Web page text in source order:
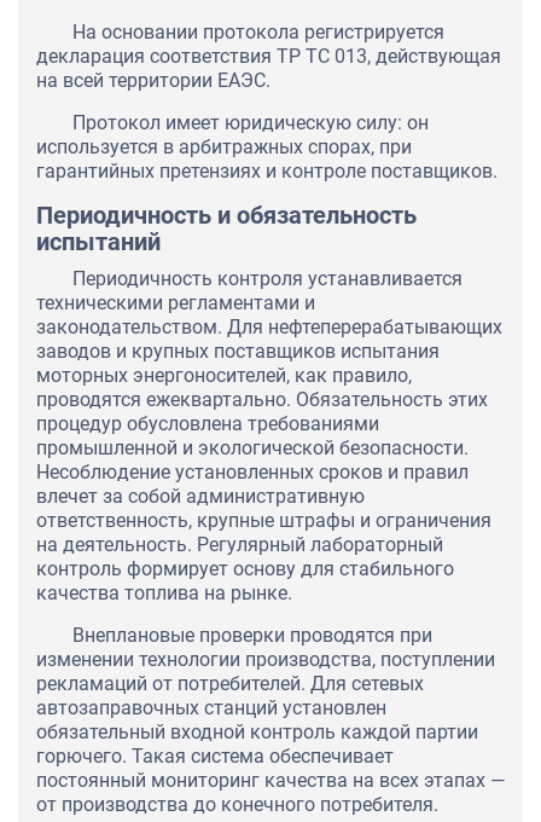
На основании протокола регистрируется
декларация соответствия ТР ТС 013, действующая
на всей территории ЕАЭС.
Протокол имеет юридическую силу: он
используется в арбитражных спорах, при
гарантийных претензиях и контроле поставщиков.
Периодичность и обязательность
испытаний
Периодичность контроля устанавливается
техническими регламентами и
законодательством. Для нефтеперерабатывающих
заводов и крупных поставщиков испытания
моторных энергоносителей, как правило,
проводятся ежеквартально. Обязательность этих
процедур обусловлена требованиями
промышленной и экологической безопасности.
Несоблюдение установленных сроков и правил
влечет за собой административную
ответственность, крупные штрафы и ограничения
на деятельность. Регулярный лабораторный
контроль формирует основу для стабильного
качества топлива на рынке.
Внеплановые проверки проводятся при
изменении технологии производства, поступлении
рекламаций от потребителей. Для сетевых
автозаправочных станций установлен
обязательный входной контроль каждой партии
горючего. Такая система обеспечивает
постоянный мониторинг качества на всех этапах —
от производства до конечного потребителя.